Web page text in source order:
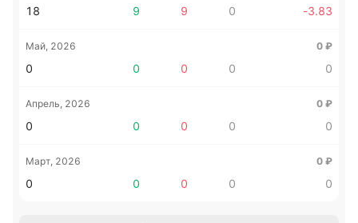
18 9 9 0 -3.83
Май, 2026 0 ₽
0 0 0 0 0
Апрель, 2026 0 ₽
0 0 0 0 0
Март, 2026 0 ₽
0 0 0 0 0